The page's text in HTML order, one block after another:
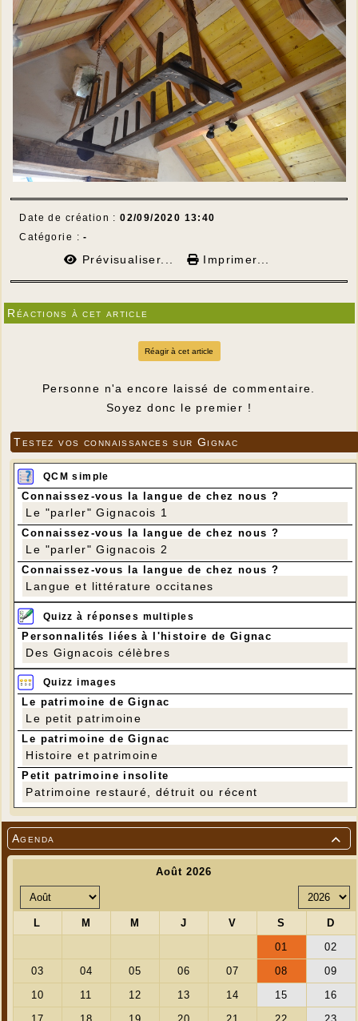

Agenda
Date de création :02/09/2020 13:40
Catégorie :-
Prévisualiser... Imprimer...
Réactions à cet article
Réagir à cet article
Personne n'a encore laissé de commentaire.
Soyez donc le premier !
Testez vos connaissances sur Gignac
QCM simple
Connaissez-vous la langue de chez nous ?
Le "parler" Gignacois 1
Connaissez-vous la langue de chez nous ?
Le "parler" Gignacois 2
Connaissez-vous la langue de chez nous ?
Langue et littérature occitanes
Quizz à réponses multiples
Personnalités liées à l'histoire de Gignac
Des Gignacois célèbres
Quizz images
Le patrimoine de Gignac
Le petit patrimoine
Le patrimoine de Gignac
Histoire et patrimoine
Petit patrimoine insolite
Patrimoine restauré, détruit ou récent